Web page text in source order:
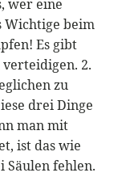
wer eine
Wichtige beim
Es gibt
verteidigen. 2.
zu
drei Dinge
man mit
ist das wie
Säulen fehlen.